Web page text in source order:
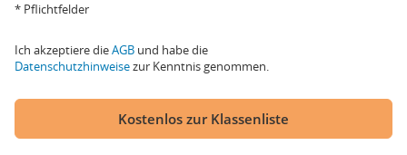
* Pflichtfelder
Ich akzeptiere dieAGB und habe die
Datenschutzhinweisezur Kenntnis genommen.
Kostenlos zur Klassenliste